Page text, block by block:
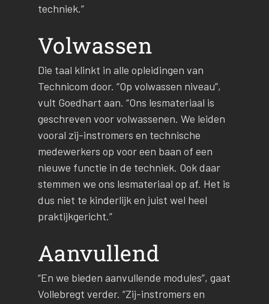
techniek.”
Volwassen
Die taal klinkt in alle opleidingen van
Technicom door. “Op volwassen niveau”,
vult Goedhart aan. “Ons lesmateriaal is
geschreven voor volwassenen. We leiden
vooral zij-instromers en technische
medewerkers op voor een baan of een
nieuwe functie in de techniek. Ook daar
stemmen we ons lesmateriaal op af. Het is
dus niet te kinderlijk en juist wel heel
praktijkgericht.”
Aanvullend
“En we bieden aanvullende modules”, gaat
Vollebregt verder. “Zij-instromers en